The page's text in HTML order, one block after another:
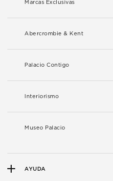
Marcas Exclusivas
Abercrombie & Kent
Palacio Contigo
Interiorismo
Museo Palacio
AYUDA